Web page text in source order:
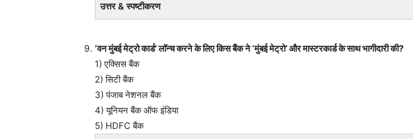
उत्तर & स्पष्टीकरण
‘वन मुंबई मेट्रो कार्ड’ लॉन्च करने के लिए किस बैंक ने ‘मुंबई मेट्रो’ और मास्टरकार्ड के साथ भागीदारी की?
1) एक्सिस बैंक
2) सिटी बैंक
3) पंजाब नेशनल बैंक
4) यूनियन बैंक ऑफ इंडिया
5) HDFC बैंक